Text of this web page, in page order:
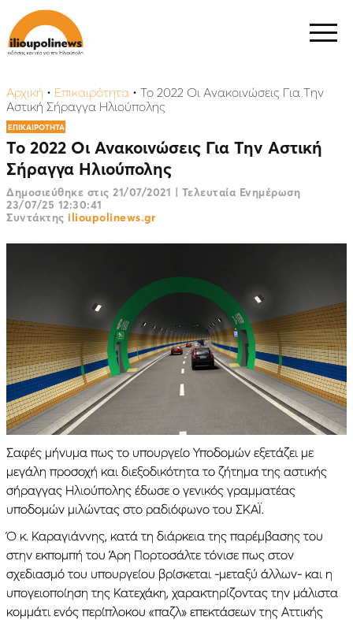
Αρχική • Επικαιρότητα • Το 2022 Οι Ανακοινώσεις Για Την
Αστική Σήραγγα Ηλιούπολης
ΕΠΙΚΑΙΡΟΤΗΤΑ
Το 2022 Οι Ανακοινώσεις Για Την Αστική
Σήραγγα Ηλιούπολης
Δημοσιεύθηκε στις 21/07/2021 | Τελευταία Ενημέρωση
23/07/25 12:30:41
Συντάκτης ilioupolinews.gr
Σαφές μήνυμα πως το υπουργείο Υποδομών εξετάζει με
μεγάλη προσοχή και διεξοδικότητα το ζήτημα της αστικής
σήραγγας Ηλιούπολης έδωσε ο γενικός γραμματέας
υποδομών μιλώντας στο ραδιόφωνο του ΣΚΑΪ.
Ό κ. Καραγιάννης, κατά τη διάρκεια της παρέμβασης του
στην εκπομπή του Άρη Πορτοσάλτε τόνισε πως στον
σχεδιασμό του υπουργείου βρίσκεται -μεταξύ άλλων- και η
υπογειοποίηση της Κατεχάκη, χαρακτηρίζοντας την μάλιστα
κομμάτι ενός περίπλοκου «παζλ» επεκτάσεων της Αττικής